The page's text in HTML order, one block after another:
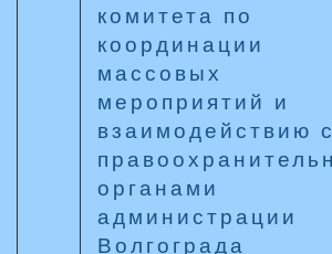
комитета по
координации
массовых
мероприятий и
взаимодействию с
органами
администрации
Волгограда